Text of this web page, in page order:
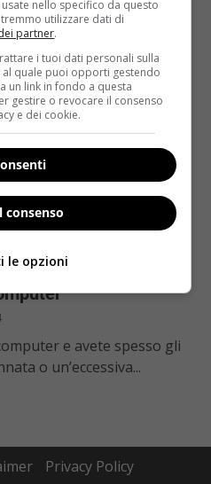
salva-vista per chi
e avete spesso gli
o un’eccessiva...
Privacy Policy
nello specifico da questo
utilizzare dati di
partner.
i tuoi dati personali sulla
quale puoi opporti gestendo
un link in fondo a questa
gestire o revocare il consenso
e dei cookie.
consenso
le opzioni